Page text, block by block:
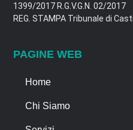
1399/2017 R.G.V.G.N. 02/2017
REG. STAMPA Tribunale di
PAGINE WEB
Home
Chi Siamo